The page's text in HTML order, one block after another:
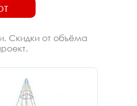
Скидки от объёма